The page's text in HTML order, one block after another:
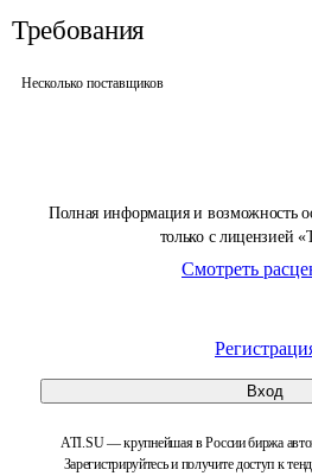
Полная информация и возможность
только с лицензией
Смотреть
Вход
ATI.SU — крупнейшая в России биржа
Зарегистрируйтесь и получите доступ к
Требования
Несколько поставщиков